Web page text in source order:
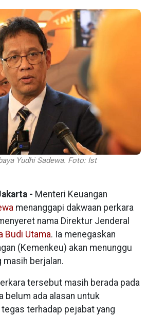
Yudhi Sadewa. Foto: Ist
- Menteri Keuangan
menanggapi dakwaan perkara
nama Direktur Jenderal
Budi Utama. Ia menegaskan
(Kemenkeu) akan menunggu
masih berjalan.
tersebut masih berada pada
belum ada alasan untuk
terhadap pejabat yang